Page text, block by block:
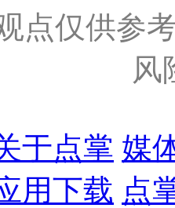
点仅供参
风
于点掌 媒
用下载 点